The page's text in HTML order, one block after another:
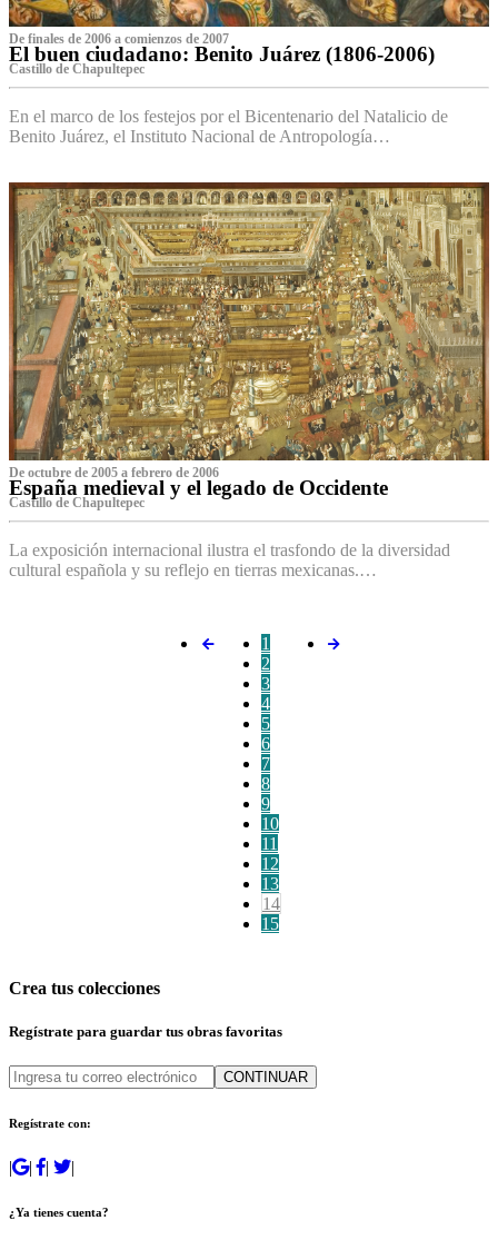
De finales de 2006 a comienzos de 2007
El buen ciudadano: Benito Juárez (1806-2006)
Castillo de Chapultepec
En el marco de los festejos por el Bicentenario del Natalicio de
Benito Juárez, el Instituto Nacional de Antropología…
De octubre de 2005 a febrero de 2006
España medieval y el legado de Occidente
Castillo de Chapultepec
La exposición internacional ilustra el trasfondo de la diversidad
cultural española y su reflejo en tierras mexicanas.…
1
2
3
4
5
6
7
8
9
10
11
12
13
14
15
Crea tus colecciones
Regístrate para guardar tus obras favoritas
CONTINUAR
Regístrate con:
| | | |
¿Ya tienes cuenta?